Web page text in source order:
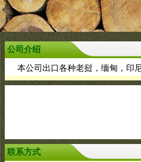
公司介绍
本公司出口各种老挝，缅甸，印
联系方式